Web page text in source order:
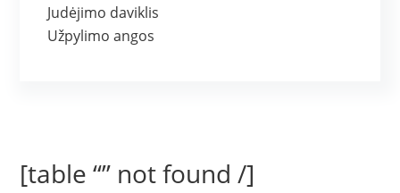
Judėjimo daviklis
Užpylimo angos
[table “” not found /]